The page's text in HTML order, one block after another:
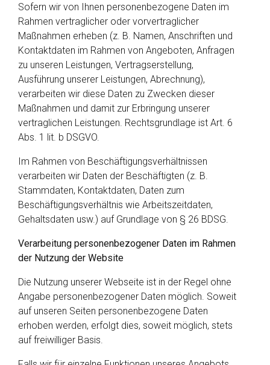
Sofern wir von Ihnen personenbezogene Daten im
Rahmen vertraglicher oder vorvertraglicher
Maßnahmen erheben (z. B. Namen, Anschriften und
Kontaktdaten im Rahmen von Angeboten, Anfragen
zu unseren Leistungen, Vertragserstellung,
Ausführung unserer Leistungen, Abrechnung),
verarbeiten wir diese Daten zu Zwecken dieser
Maßnahmen und damit zur Erbringung unserer
vertraglichen Leistungen. Rechtsgrundlage ist Art. 6
Abs. 1 lit. b DSGVO.
Im Rahmen von Beschäftigungsverhältnissen
verarbeiten wir Daten der Beschäftigten (z. B.
Stammdaten, Kontaktdaten, Daten zum
Beschäftigungsverhältnis wie Arbeitszeitdaten,
Gehaltsdaten usw.) auf Grundlage von § 26 BDSG.
Verarbeitung personenbezogener Daten im Rahmen
der Nutzung der Website
Die Nutzung unserer Webseite ist in der Regel ohne
Angabe personenbezogener Daten möglich. Soweit
auf unseren Seiten personenbezogene Daten
erhoben werden, erfolgt dies, soweit möglich, stets
auf freiwilliger Basis.